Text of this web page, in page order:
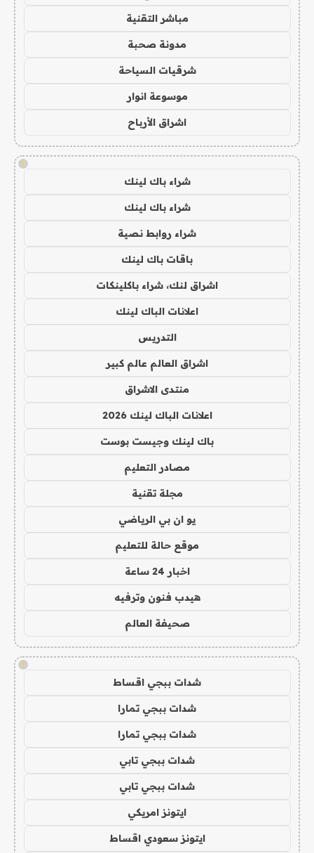
مباشر التقنية
مدونة صحبة
شرقيات السياحة
موسوعة انوار
اشراق الأرباح
!
شراء باك لينك
شراء باك لينك
شراء روابط نصية
باقات باك لينك
اشراق لنك، شراء باكلينكات
اعلانات الباك لينك
التدريس
اشراق العالم عالم كبير
منتدى الاشراق
اعلانات الباك لينك 2026
باك لينك وجيست بوست
مصادر التعليم
مجلة تقنية
يو ان بي الرياضي
موقع حالة للتعليم
اخبار 24 ساعة
هيدب فنون وترفيه
صحيفة العالم
!
شدات ببجي اقساط
شدات ببجي تمارا
شدات ببجي تمارا
شدات ببجي تابي
شدات ببجي تابي
ايتونز امريكي
ايتونز سعودي اقساط